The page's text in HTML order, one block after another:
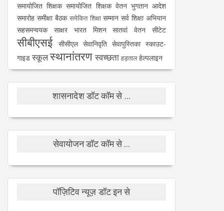
समायोजित शिक्षक समायोजित शिक्षक वेतन भुगतान आदेश
समारोह समीक्षा बैठक समेकित शिक्षा सम्मान सर्व शिक्षा अभियान
सहसमन्वयक
साक्षर भारत मिशन सातवां वेतन सीटेट
सीबीएसई सीसीएल सेवानिवृति सेवापुस्तिका स्काउट-
गाइड स्कूलस्थानांतरण स्वच्छता हड़तालहेल्पलाइन
शासनादेश डॉट कॉम से ...
सेवायोजन डॉट कॉम से ...
पॉज़िटिव न्यूज़ डॉट इन से